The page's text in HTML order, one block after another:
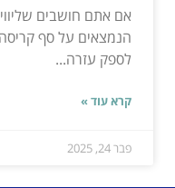
אם אתם חושבים
הנמצאים על סף
לספק עזרה...
קרא עוד »
פבר 24, 2025